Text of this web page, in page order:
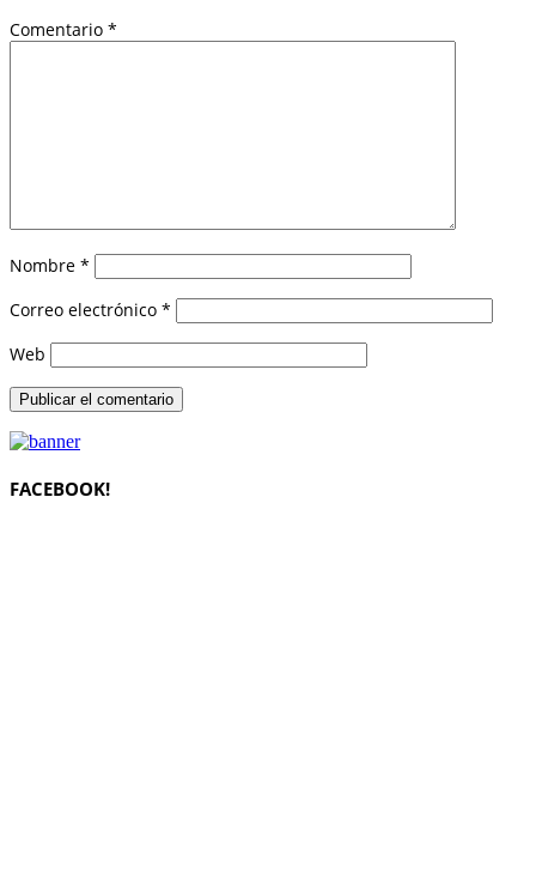
Comentario *
Nombre *
Correo electrónico *
Web
FACEBOOK!